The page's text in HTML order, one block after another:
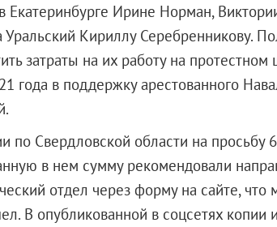
Екатеринбурге Ирине Норман,
Кириллу Серебренникову.
затраты на их работу на протестном
года в поддержку арестованного
Свердловской области на просьбу
в нем сумму рекомендовали
отдел через форму на сайте, что
В опубликованной в соцсетях копии